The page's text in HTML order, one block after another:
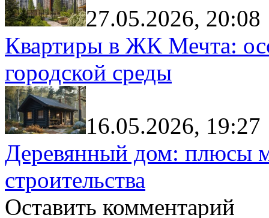
27.05.2026, 20:08
Квартиры в ЖК Мечта:
городской среды
16.05.2026, 19:27
Деревянный дом: плюсы
строительства
Оставить комментарий